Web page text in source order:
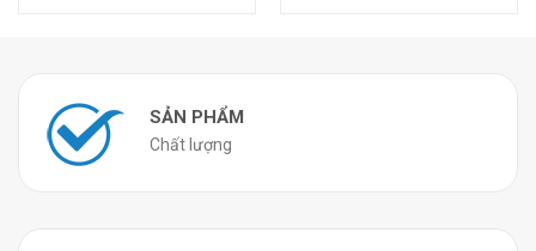
SẢN PHẨM
Chất lượng